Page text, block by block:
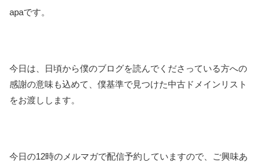
apaです。
今日は、日頃から僕のブログを読んでくださっている方への
感謝の意味も込めて、僕基準で見つけた中古ドメインリスト
をお渡しします。
今日の12時のメルマガで配信予約していますので、ご興味あ